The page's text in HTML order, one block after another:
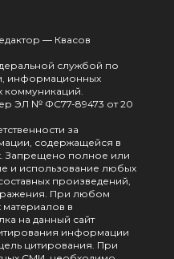
— Квасов
службой по
информационных
коммуникаций.
ЭЛ № ФС77-89473 от 20
за
содержащейся в
Запрещено полное или
и использование любых
произведений,
При любом
в
на данный сайт
информации
цитирования. При